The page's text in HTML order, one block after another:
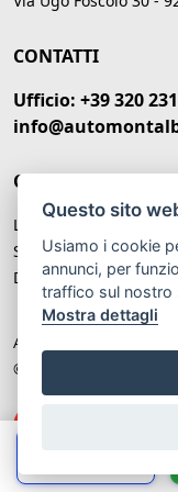
Questo sito
Usiamo i cookie
annunci, per
traffico sul nostro
Mostra dettagli
CONTATTI
Ufficio: +39 320
ORARI DI
Lunedì – Venerdì:
Sabato: 09:00 - 13:00
Domenica: Chiuso
Auto Montalbano P.IVA:
© Another site by